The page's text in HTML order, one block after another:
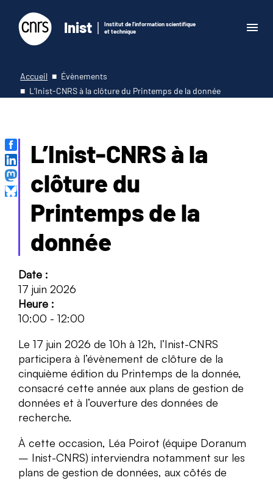
Inist
Institut de l'information scientifique
et technique
Accueil
Évènements
L’Inist-CNRS à la clôture du Printemps de la donnée
L’Inist-CNRS à la
clôture du
Printemps de la
donnée
Date :
17 juin 2026
Heure :
10:00 - 12:00
Le 17 juin 2026 de 10h à 12h, l’Inist-CNRS
participera à l’évènement de clôture de la
cinquième édition du Printemps de la donnée,
consacré cette année aux plans de gestion de
données et à l’ouverture des données de
recherche.
À cette occasion, Léa Poirot (équipe Doranum
– Inist-CNRS) interviendra notamment sur les
plans de gestion de données, aux côtés de